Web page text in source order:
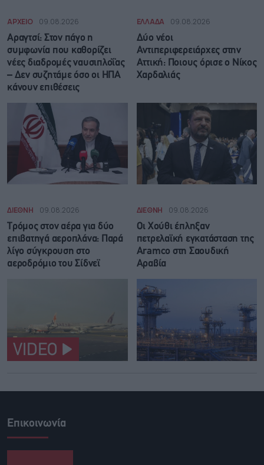
ΑΡΧΕΙΟ 09.08.2026
Αραγτσί: Στον πάγο η
συμφωνία που καθορίζει
νέες διαδρομές ναυσιπλοΐας
– Δεν συζητάμε όσο οι ΗΠΑ
κάνουν επιθέσεις
ΕΛΛΑΔΑ 09.08.2026
Δύο νέοι
Αντιπεριφερειάρχες στην
Αττική: Ποιους όρισε ο Νίκος
Χαρδαλιάς
ΔΙΕΘΝΗ 09.08.2026
Τρόμος στον αέρα για δύο
επιβατηγά αεροπλάνα: Παρά
λίγο σύγκρουση στο
αεροδρόμιο του Σίδνεϊ
VIDEO
ΔΙΕΘΝΗ 09.08.2026
Οι Χούθι έπληξαν
πετρελαϊκή εγκατάσταση της
Aramco στη Σαουδική
Αραβία
Επικοινωνία